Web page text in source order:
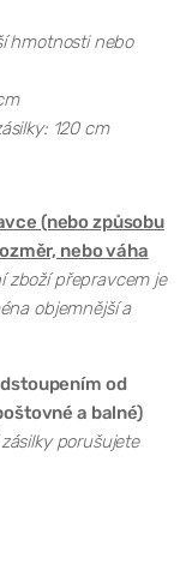
hmotnosti nebo
120 cm
(nebo způsobu
nebo váha
zboží přepravcem je
objemnější a
od
a balné)
porušujete